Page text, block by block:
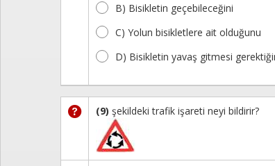
B) Bisikletin geçebileceğini
C) Yolun bisikletlere ait olduğunu
D) Bisikletin yavaş gitmesi
(9) şekildeki trafik işareti neyi bildirir?